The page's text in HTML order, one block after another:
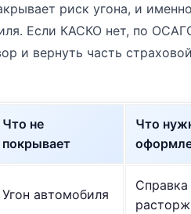
риск угона, и
Если КАСКО нет, по
и вернуть часть
Что не
покрывает
Что
Угон автомобиля